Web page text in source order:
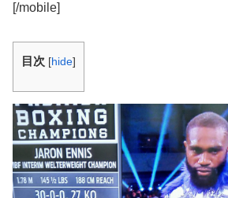
[/mobile]
目次 [hide]